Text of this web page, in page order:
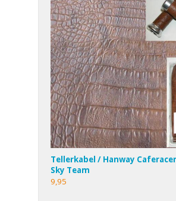
Tellerkabel / Hanway
Sky Team
9,95